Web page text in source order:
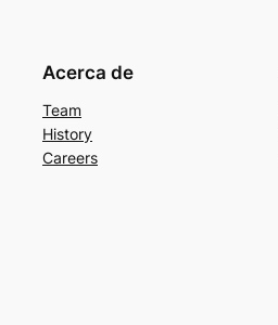
Acerca de
Team
History
Careers